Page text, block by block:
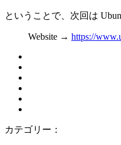
ということで、次回は
Website → https://
カテゴリー：